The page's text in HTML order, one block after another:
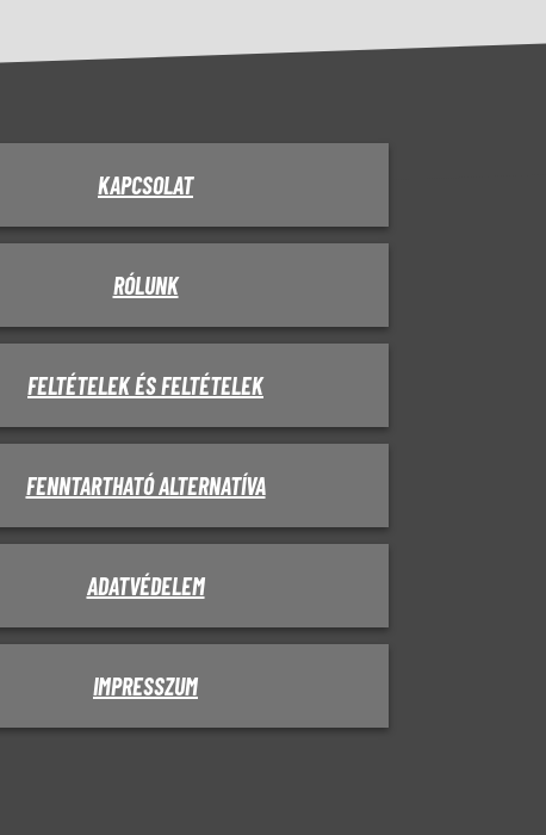
KAPCSOLAT
RÓLUNK
FELTÉTELEK ÉS FELTÉTELEK
FENNTARTHATÓ ALTERNATÍVA
ADATVÉDELEM
IMPRESSZUM